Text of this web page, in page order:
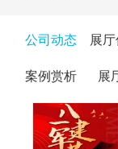
公司动态 展
案例赏析 展